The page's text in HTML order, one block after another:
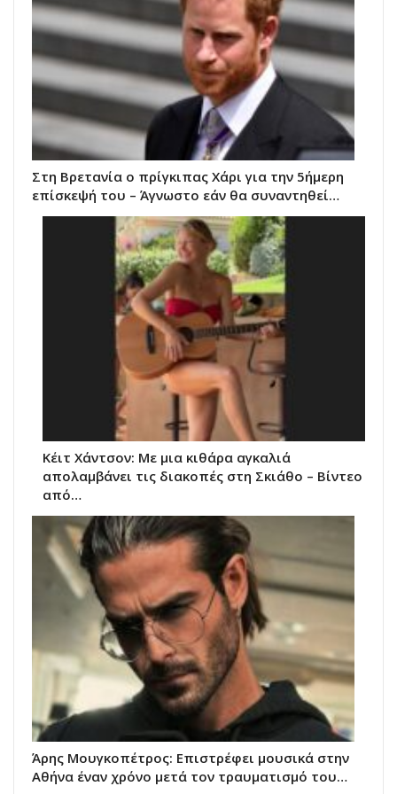
Στη Βρετανία ο πρίγκιπας Χάρι για την 5ήμερη
επίσκεψή του – Άγνωστο εάν θα συναντηθεί…
Κέιτ Χάντσον: Με μια κιθάρα αγκαλιά
απολαμβάνει τις διακοπές στη Σκιάθο – Βίντεο
από…
Άρης Μουγκοπέτρος: Επιστρέφει μουσικά στην
Αθήνα έναν χρόνο μετά τον τραυματισμό του…